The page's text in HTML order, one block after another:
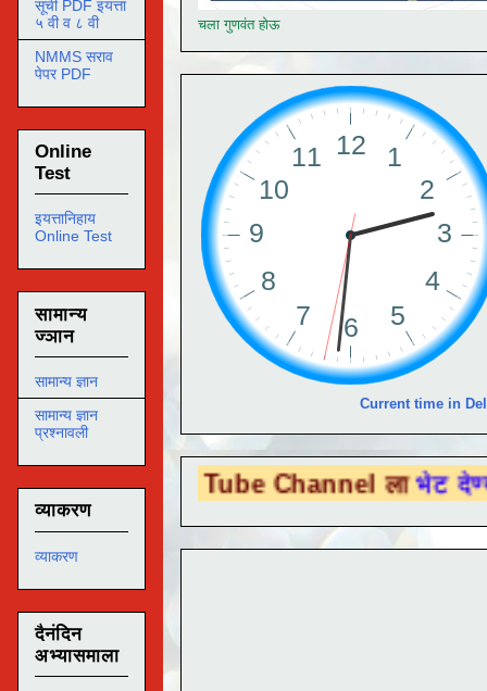
चला गुणवंत होऊ
Current time in
Tube Channel लाभेट देण्यासाठी येथे
सूची PDF इयत्ता
५ वी व ८ वी
NMMS सराव
पेपर PDF
Online
Test
इयत्तानिहाय
Online Test
सामान्य
ज्ञान
सामान्य ज्ञान
सामान्य ज्ञान
प्रश्नावली
व्याकरण
व्याकरण
दैनंदिन
अभ्यासमाला